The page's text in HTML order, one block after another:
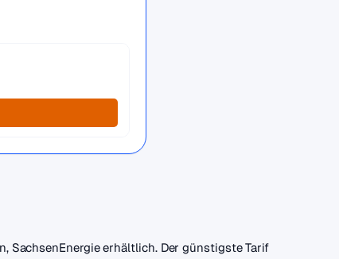
SachsenEnergie erhältlich. Der günstigste Tarif